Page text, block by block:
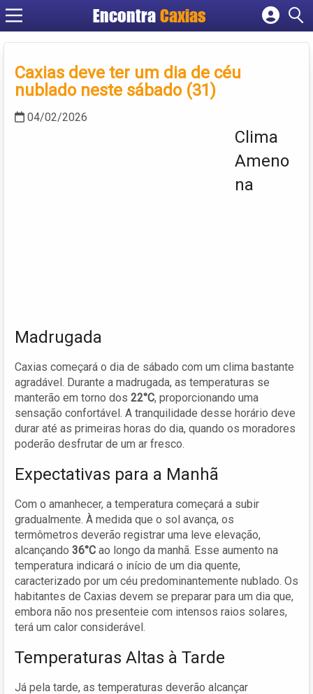
EncontraCaxias
Cadastrar empresa
Criar conta
Caxias deve ter um dia de céu
nublado neste sábado (31)
04/02/2026
Clima
Ameno
na
Madrugada
Caxias começará o dia de sábado com um clima bastante
agradável. Durante a madrugada, as temperaturas se
manterão em torno dos 22°C, proporcionando uma
sensação confortável. A tranquilidade desse horário deve
durar até as primeiras horas do dia, quando os moradores
poderão desfrutar de um ar fresco.
Expectativas para a Manhã
Com o amanhecer, a temperatura começará a subir
gradualmente. À medida que o sol avança, os
termômetros deverão registrar uma leve elevação,
alcançando 36°C ao longo da manhã. Esse aumento na
temperatura indicará o início de um dia quente,
caracterizado por um céu predominantemente nublado. Os
habitantes de Caxias devem se preparar para um dia que,
embora não nos presenteie com intensos raios solares,
terá um calor considerável.
Temperaturas Altas à Tarde
Já pela tarde, as temperaturas deverão alcançar